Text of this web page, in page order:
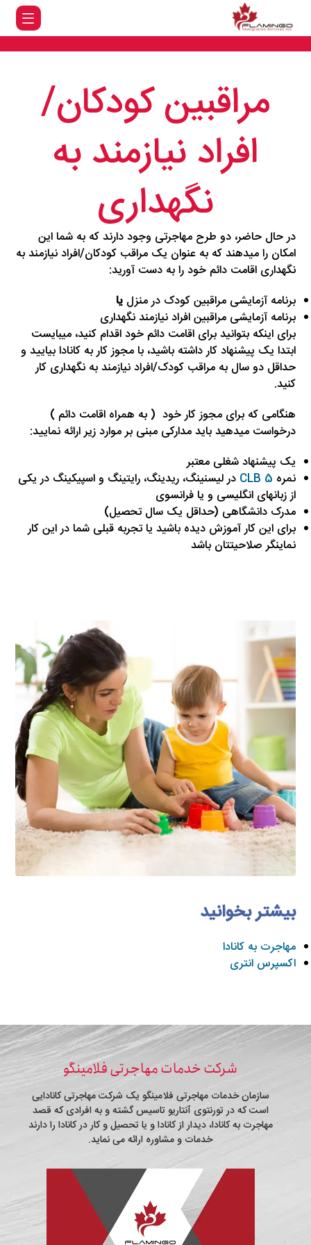
مراقبین کودکان/
افراد نیازمند به
نگهداری
در حال حاضر، دو طرح مهاجرتی وجود دارند که به شما این
امکان را میدهند که به عنوان یک مراقب کودکان/افراد نیازمند به
نگهداری اقامت دائم خود را به دست آورید:
برنامه آزمایشی مراقبین کودک در منزلیا
برنامه آزمایشی مراقبین افراد نیازمند نگهداری
برای اینکه بتوانید برای اقامت دائم خود اقدام کنید، میبایست
ابتدا یک پیشنهاد کار داشته باشید، با مجوز کار به کانادا بیایید و
حداقل دو سال به مراقب کودک/افراد نیازمند به نگهداری کار
کنید.
هنگامی که برای مجوز کار خود ( به همراه اقامت دائم )
درخواست میدهید باید مدارکی مبنی بر موارد زیر ارائه نمایید:
یک پیشنهاد شغلی معتبر
نمره CLB 5 در لیسنینگ، ریدینگ، رایتینگ و اسپیکینگ در یکی
از زبانهای انگلیسی و یا فرانسوی
مدرک دانشگاهی (حداقل یک سال تحصیل)
برای این کار آموزش دیده باشید یا تجربه قبلی شما در این کار
نماینگر صلاحیتتان باشد
بیشتر بخوانید
مهاجرت به کانادا
اکسپرس انتری
شرکت خدمات مهاجرتی فلامینگو
سازمان خدمات مهاجرتی فلامینگو یک شرکت مهاجرتی کانادایی
است که در تورنتوی آنتاریو تاسیس گشته و به افرادی که قصد
مهاجرت به کانادا، دیدار از کانادا و یا تحصیل و کار در کانادا را دارند
خدمات و مشاوره ارائه می نماید.